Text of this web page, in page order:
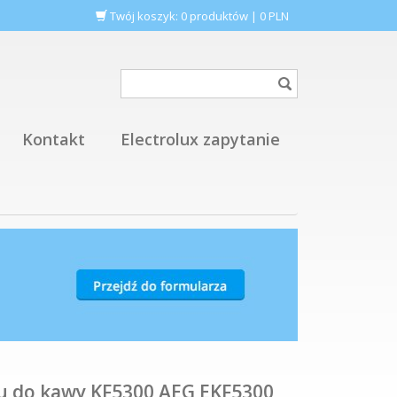
Twój koszyk: 0 produktów | 0 PLN
Kontakt Electrolux zapytanie
kawy KF5300 AEG EKF5300